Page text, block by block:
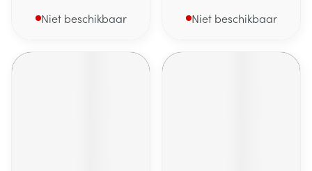
Niet beschikbaar Niet beschikbaar